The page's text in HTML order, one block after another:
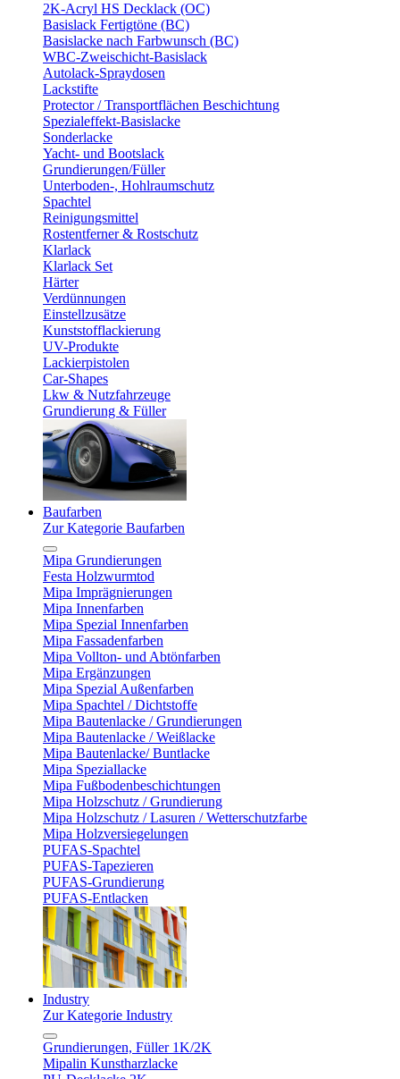
2K-Acryl HS Decklack (OC)
Basislack Fertigtöne (BC)
Basislacke nach Farbwunsch (BC)
WBC-Zweischicht-Basislack
Autolack-Spraydosen
Lackstifte
Protector / Transportflächen Beschichtung
Spezialeffekt-Basislacke
Sonderlacke
Yacht- und Bootslack
Grundierungen/Füller
Unterboden-, Hohlraumschutz
Spachtel
Reinigungsmittel
Rostentferner & Rostschutz
Klarlack
Klarlack Set
Härter
Verdünnungen
Einstellzusätze
Kunststofflackierung
UV-Produkte
Lackierpistolen
Car-Shapes
Lkw & Nutzfahrzeuge
Grundierung & Füller
Baufarben
Zur Kategorie Baufarben
Mipa Grundierungen
Festa Holzwurmtod
Mipa Imprägnierungen
Mipa Innenfarben
Mipa Spezial Innenfarben
Mipa Fassadenfarben
Mipa Vollton- und Abtönfarben
Mipa Ergänzungen
Mipa Spezial Außenfarben
Mipa Spachtel / Dichtstoffe
Mipa Bautenlacke / Grundierungen
Mipa Bautenlacke / Weißlacke
Mipa Bautenlacke/ Buntlacke
Mipa Speziallacke
Mipa Fußbodenbeschichtungen
Mipa Holzschutz / Grundierung
Mipa Holzschutz / Lasuren / Wetterschutzfarbe
Mipa Holzversiegelungen
PUFAS-Spachtel
PUFAS-Tapezieren
PUFAS-Grundierung
PUFAS-Entlacken
Industry
Zur Kategorie Industry
Grundierungen, Füller 1K/2K
Mipalin Kunstharzlacke